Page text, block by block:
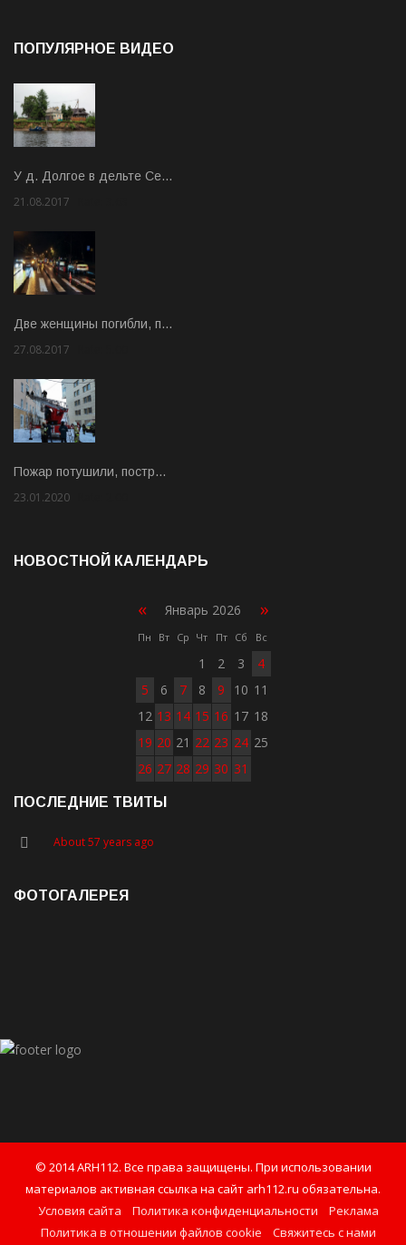
ПОПУЛЯРНОЕ ВИДЕО
У д. Долгое в дельте Се…
21.08.2017
Две женщины погибли, п…
27.08.2017
Пожар потушили, постр…
23.01.2020
НОВОСТНОЙ КАЛЕНДАРЬ
« Январь 2026 »
Пн Вт Ср Чт Пт Сб Вс
1 2 3
4
5
6 7 8 9 10 11
12 13 14 15 16 17 18
19 20 21 22 23 24 25
26 27 28 29 30 31
ПОСЛЕДНИЕ ТВИТЫ
About 57 years ago
ФОТОГАЛЕРЕЯ
© 2014 ARH112. Все права защищены. При использовании
материалов активная ссылка на сайт arh112.ru обязательна.
Условия сайта
Политика конфиденциальности
Реклама
Политика в отношении файлов cookie
Свяжитесь с нами